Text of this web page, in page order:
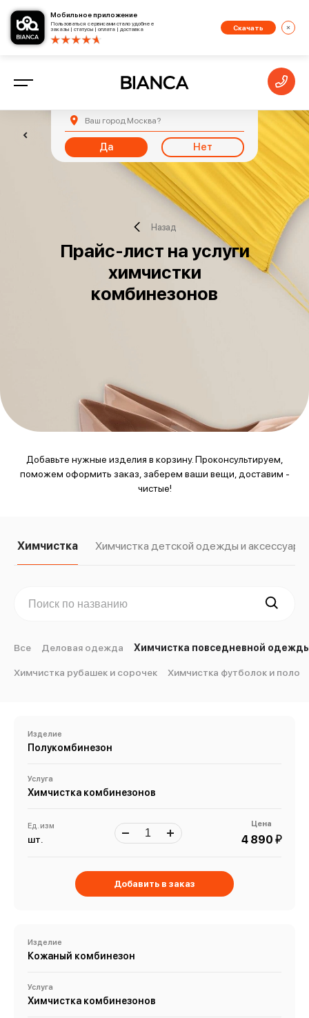
Мобильное приложение
Пользоваться сервисами стало удобнее
заказы | статусы | оплата | доставка
Скачать
Ваш город Москва?
Да Нет
Назад
Прайс-лист на услуги
химчистки
комбинезонов
Добавьте нужные изделия в корзину. Проконсультируем,
поможем оформить заказ, заберем ваши вещи, доставим -
чистые!
Химчистка Химчистка детской одежды и
Все Деловая одежда Химчистка повседневной
Химчистка рубашек и сорочек Химчистка футболок и поло
Изделие
Полукомбинезон
Услуга
Химчистка комбинезонов
Ед. изм
шт.
Цена
4 890 й
Добавить в заказ
Изделие
Кожаный комбинезон
Услуга
Химчистка комбинезонов